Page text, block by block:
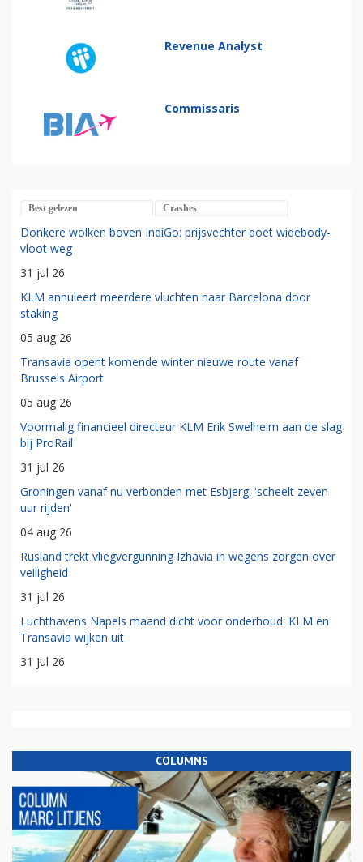
Revenue Analyst
Commissaris
Best gelezen Crashes
Donkere wolken boven IndiGo: prijsvechter doet widebody-
vloot weg
31 jul 26
KLM annuleert meerdere vluchten naar Barcelona door
staking
05 aug 26
Transavia opent komende winter nieuwe route vanaf
Brussels Airport
05 aug 26
Voormalig financieel directeur KLM Erik Swelheim aan de slag
bij ProRail
31 jul 26
Groningen vanaf nu verbonden met Esbjerg: 'scheelt zeven
uur rijden'
04 aug 26
Rusland trekt vliegvergunning Izhavia in wegens zorgen over
veiligheid
31 jul 26
Luchthavens Napels maand dicht voor onderhoud: KLM en
Transavia wijken uit
31 jul 26
COLUMNS